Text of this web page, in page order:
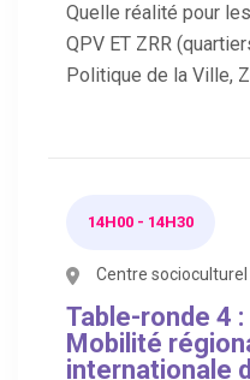
Quelle réalité pour
QPV ET ZRR
Politique de la Ville,
14H00 - 14H30
Centre
Table-ronde 4 :
Mobilité
internationale